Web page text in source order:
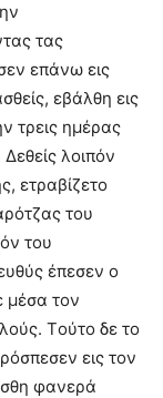
τας
επάνω εις
εβάλθη εις
τρεις ημέρας
λοιπόν
ετραβίζετο
του
του
έπεσεν ο
μέσα τον
Tούτο δε το
εις τον
φανερά